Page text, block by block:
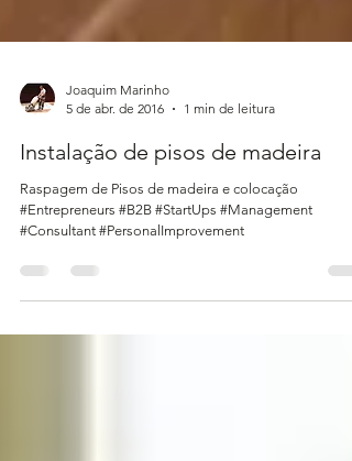
Joaquim Marinho
5 de abr. de 2016
1 min de leitura
Instalação de pisos de madeira
#Entrepreneurs #B2B #StartUps #Management
#Consultant #PersonalImprovement